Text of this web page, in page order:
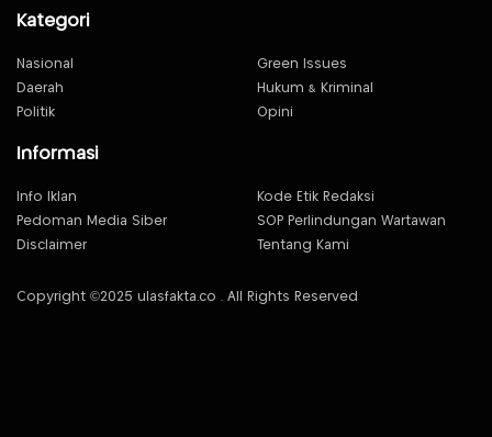
Kategori
Nasional
Green Issues
Daerah
Hukum & Kriminal
Politik
Opini
Informasi
Info Iklan
Kode Etik Redaksi
Pedoman Media Siber
SOP Perlindungan Wartawan
Disclaimer
Tentang Kami
Copyright ©2025 ulasfakta.co . All Rights Reserved